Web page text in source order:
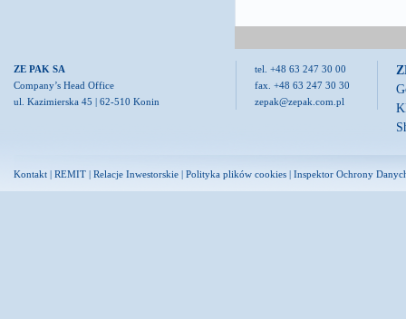
ZE PAK SA
Company’s Head Office
ul. Kazimierska 45 | 62-510 Konin
tel. +48 63 247 30 00
fax. +48 63 247 30 30
zepak@zepak.com.pl
Kontakt | REMIT | Relacje Inwestorskie | Polityka plików cookies | Inspektor Ochrony